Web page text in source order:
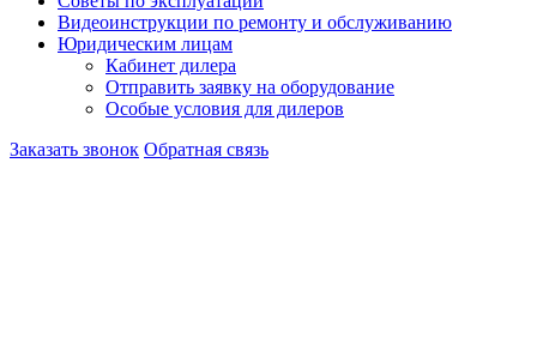
Видеоинструкции по ремонту и обслуживанию
Юридическим лицам
Кабинет дилера
Отправить заявку на оборудование
Особые условия для дилеров
Заказать звонок Обратная связь